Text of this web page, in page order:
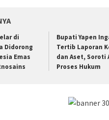
di
Didorong
Emas
Bupati Yapen
Tertib Laporan
dan Aset, Soroti
Proses Hukum